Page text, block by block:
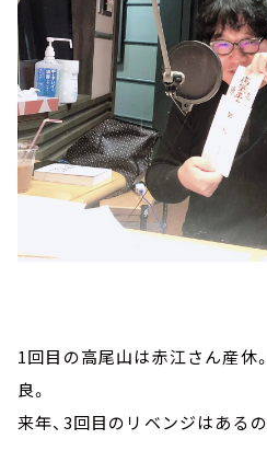
1回目の高尾山は赤江さん産休
良。
来年、3回目のリベンジはあるの